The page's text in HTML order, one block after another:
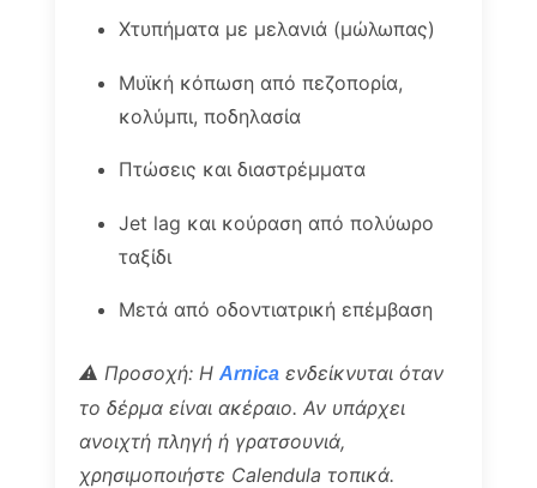
Χτυπήματα με μελανιά (μώλωπας)
Μυϊκή κόπωση από πεζοπορία,
κολύμπι, ποδηλασία
Πτώσεις και διαστρέμματα
Jet lag και κούραση από πολύωρο
ταξίδι
Μετά από οδοντιατρική επέμβαση
⚠️ Προσοχή: ΗArnica ενδείκνυται όταν
το δέρμα είναι ακέραιο. Αν υπάρχει
ανοιχτή πληγή ή γρατσουνιά,
χρησιμοποιήστε Calendula τοπικά.